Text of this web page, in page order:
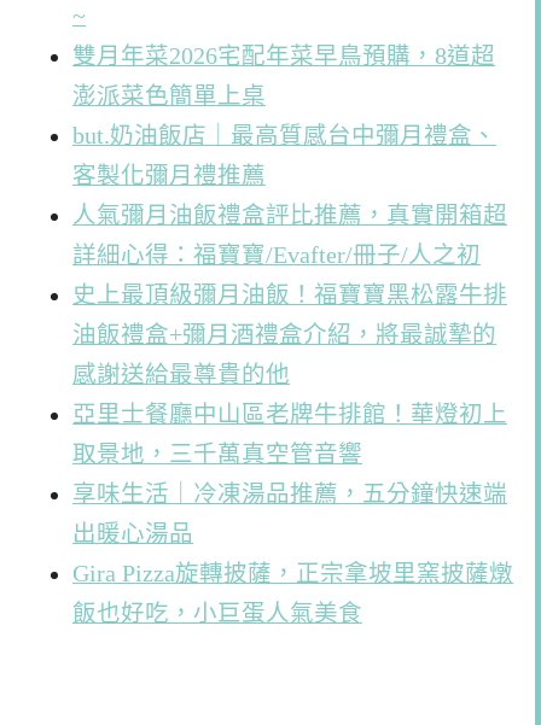
~
雙月年菜2026宅配年菜早鳥預購，8道超
澎派菜色簡單上桌
but.奶油飯店｜最高質感台中彌月禮盒、
客製化彌月禮推薦
人氣彌月油飯禮盒評比推薦，真實開箱超
詳細心得：福寶寶/Evafter/冊子/人之初
史上最頂級彌月油飯！福寶寶黑松露牛排
油飯禮盒+彌月酒禮盒介紹，將最誠摯的
感謝送給最尊貴的他
亞里士餐廳中山區老牌牛排館！華燈初上
取景地，三千萬真空管音響
享味生活｜冷凍湯品推薦，五分鐘快速端
出暖心湯品
Gira Pizza旋轉披薩，正宗拿坡里窯披薩燉
飯也好吃，小巨蛋人氣美食